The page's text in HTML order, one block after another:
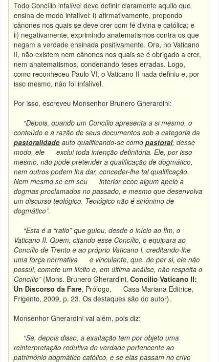
Todo Concílio infalível deve definir claramente aquilo que
ensina de modo infalível: i) afirmativamente, propondo
cânones nos quais se deve crer com fé divina e católica; e
ii) negativamente, exprimindo anatematismos contra os que
negam a verdade ensinada positivamente. Ora, no Vaticano
II, não existem nem cânones nos quais se é obrigado a crer,
nem anatematismos, condenando teses erradas. Logo,
como reconheceu Paulo VI, o Vaticano II nada definiu e, por
isso mesmo, não foi infalível.
Por isso, escreveu Monsenhor Brunero Gherardini:
“Depois, quando um Concílio apresenta a si mesmo, o
conteúdo e a razão de seus documentos sob a categoria da
pastoralidade auto qualificando-se comopastoral, desse
modo, ele exclui toda intenção definitória. Ele, por isso
mesmo, não pode pretender a qualificação de dogmático,
nem outros podem lha dar, conceder-lhe tal qualificação.
Nem mesmo se em seu interior ecoe algum apelo a
dogmas proclamados no passado, e mesmo que desenvolva
um discurso teológico. Teológico não é sinônimo de
dogmático”.
“Esta é a “ratio” que guiou, desde o início ao fim, o
Vaticano II. Quem, citando esse Concílio, o equipara ao
Concílio de Trento e ao próprio Vaticano I, creditando-lhe
uma força normativa e vinculante, que, de per si, ele não
possui, comete um ilícito e, em última análise, não respeita o
Concílio” (Mons. Brunero Gherardini,Concilio Vaticano II:
Un Discorso da Fare, Prólogo, Casa Mariana Editrice,
Frigento, 2009, p. 23. Os destaques são do autor).
Monsenhor Gherardini vai além, pois diz:
“Se, depois disso, a exaltação tem por objeto uma
reinterpretação redutiva de verdade pertencente ao
patrimônio dogmático católico, e se elas passam no crivo